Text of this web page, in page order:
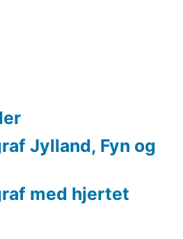
Jylland, Fyn og
med hjertet